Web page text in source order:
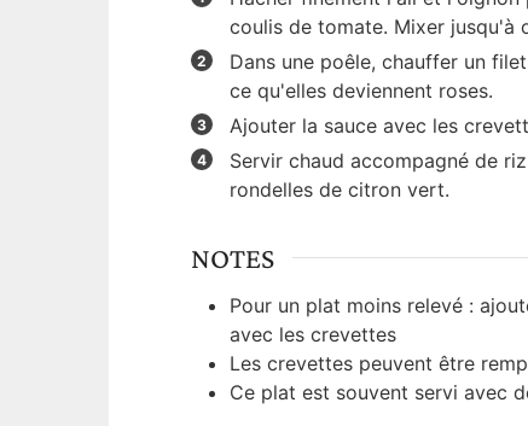
coulis de tomate. Mixer jusqu'à
Dans une poêle, chauffer un
ce qu'elles deviennent roses.
Ajouter la sauce avec les
Servir chaud accompagné de
rondelles de citron vert.
NOTES
Pour un plat moins relevé :
avec les crevettes
Les crevettes peuvent être
Ce plat est souvent servi avec